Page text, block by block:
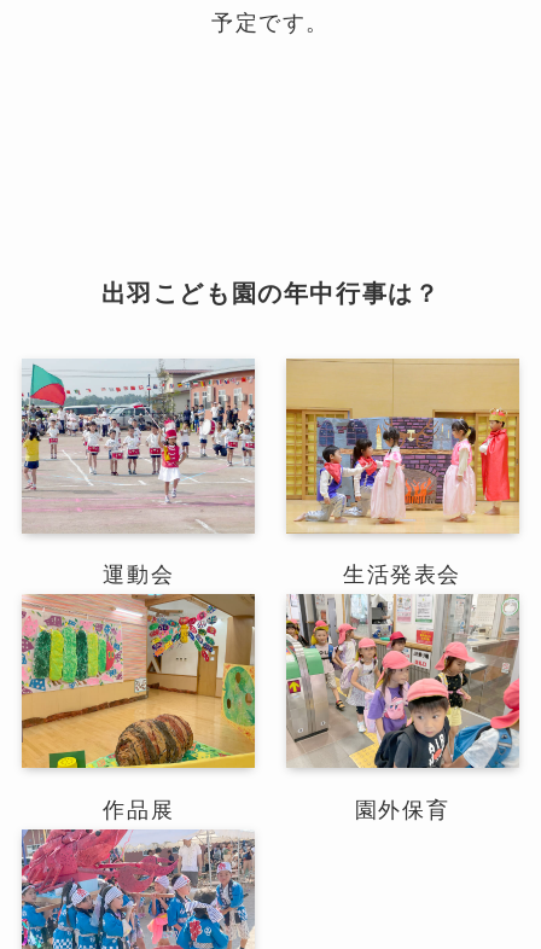
予定です。
出羽こども園の年中行事は？
運動会 生活発表会
作品展 園外保育